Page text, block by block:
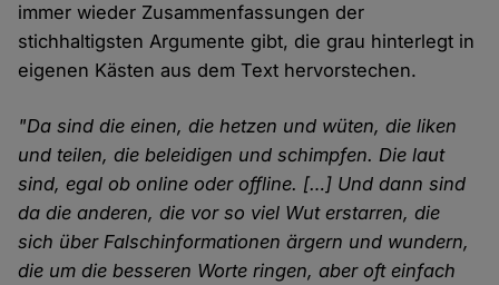
immer wieder Zusammenfassungen der
stichhaltigsten Argumente gibt, die grau hinterlegt in
eigenen Kästen aus dem Text hervorstechen.
"Da sind die einen, die hetzen und wüten, die liken
und teilen, die beleidigen und schimpfen. Die laut
sind, egal ob online oder offline. […] Und dann sind
da die anderen, die vor so viel Wut erstarren, die
sich über Falschinformationen ärgern und wundern,
die um die besseren Worte ringen, aber oft einfach